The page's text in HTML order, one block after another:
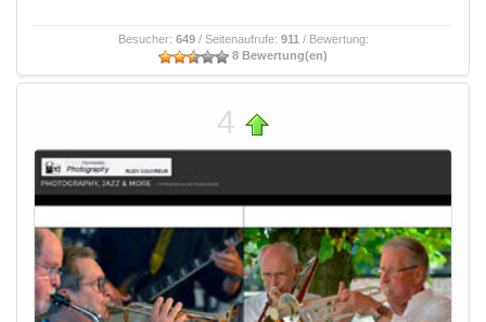
Besucher: 649/ Seitenaufrufe: 911 / Bewertung:
8 Bewertung(en)
4